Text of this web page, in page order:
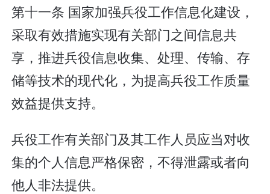
第十一条 国家加强兵役工作信息化建设，
采取有效措施实现有关部门之间信息共
享，推进兵役信息收集、处理、传输、存
储等技术的现代化，为提高兵役工作质量
效益提供支持。
兵役工作有关部门及其工作人员应当对收
集的个人信息严格保密，不得泄露或者向
他人非法提供。